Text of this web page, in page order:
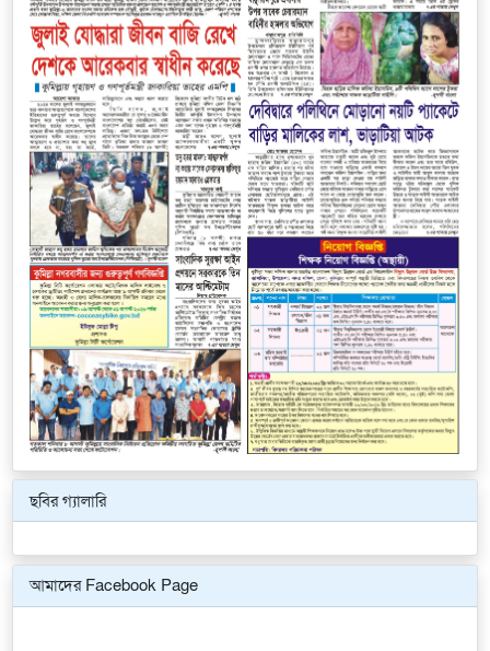
ছবির গ্যালারি
আমাদের Facebook Page